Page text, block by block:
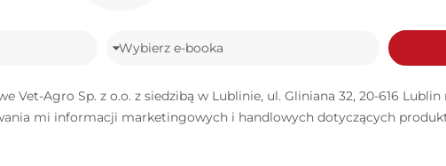
Vet-Agro Sp. z o.o. z siedzibą w Lublinie, ul. Gliniana 32, 20-616
mi informacji marketingowych i handlowych dotyczących